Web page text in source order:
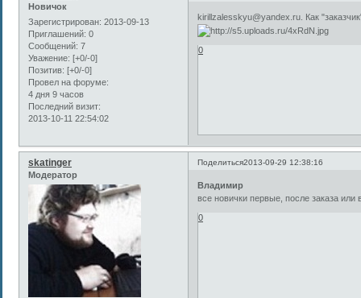
Новичок
Зарегистрирован: 2013-09-13
Приглашений: 0
Сообщений: 7
Уважение: [+0/-0]
Позитив: [+0/-0]
Провел на форуме:
4 дня 9 часов
Последний визит:
2013-10-11 22:54:02
kirillzalesskyu@yandex.ru. Как
0
Поделиться2013-09-29 12:38:16
skatinger
Модератор
Владимир
все новички первые, после заказа или
0